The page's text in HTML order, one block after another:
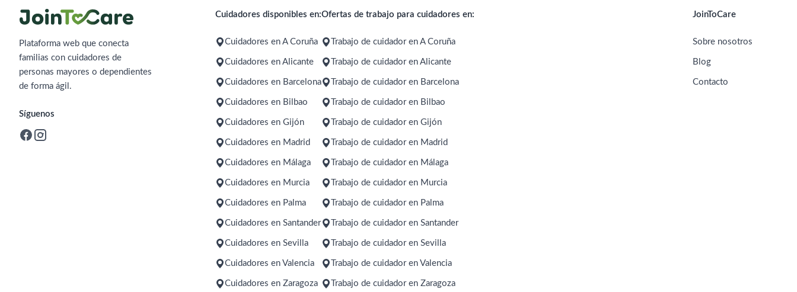
Plataforma web que conecta
familias con cuidadores de
personas mayores o dependientes
de forma ágil.
Síguenos
Cuidadores disponibles en:
Cuidadores en A Coruña
Cuidadores en Alicante
Cuidadores en Barcelona
Cuidadores en Bilbao
Cuidadores en Gijón
Cuidadores en Madrid
Cuidadores en Málaga
Cuidadores en Murcia
Cuidadores en Palma
Cuidadores en Santander
Cuidadores en Sevilla
Cuidadores en Valencia
Cuidadores en Zaragoza
Ofertas de trabajo para cuidadores en:
Trabajo de cuidador en A Coruña
Trabajo de cuidador en Alicante
Trabajo de cuidador en Barcelona
Trabajo de cuidador en Bilbao
Trabajo de cuidador en Gijón
Trabajo de cuidador en Madrid
Trabajo de cuidador en Málaga
Trabajo de cuidador en Murcia
Trabajo de cuidador en Palma
Trabajo de cuidador en Santander
Trabajo de cuidador en Sevilla
Trabajo de cuidador en Valencia
Trabajo de cuidador en Zaragoza
JoinToCare
Sobre nosotros
Blog
Contacto